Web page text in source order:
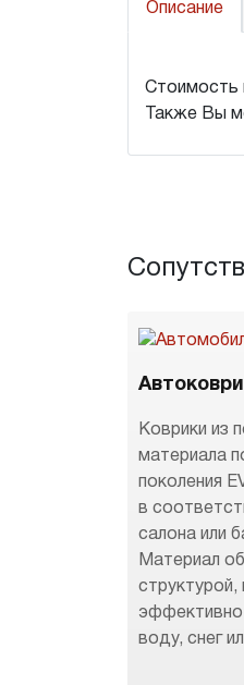
Описание
Стоимость
Также Вы
Коврики из
материала
поколения
в
салона или
Материал
структурой,
воду, снег